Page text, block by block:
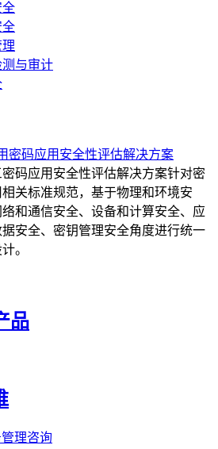
全
全
与审计
密码应用安全性评估解决方案
码应用安全性评估解决方案针对密
关标准规范，基于物理和环境安
和通信安全、设备和计算安全、应
据安全、密钥管理安全角度进行统一
。
品
理咨询